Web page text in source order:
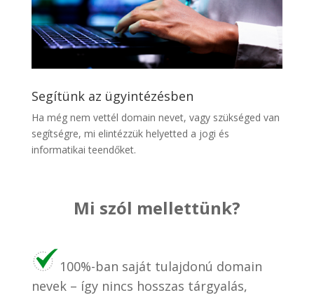
Segítünk az ügyintézésben
Ha még nem vettél domain nevet, vagy szükséged van
segítségre, mi elintézzük helyetted a jogi és
informatikai teendőket.
Mi szól mellettünk?
100%-ban saját tulajdonú domain
nevek – így nincs hosszas tárgyalás,